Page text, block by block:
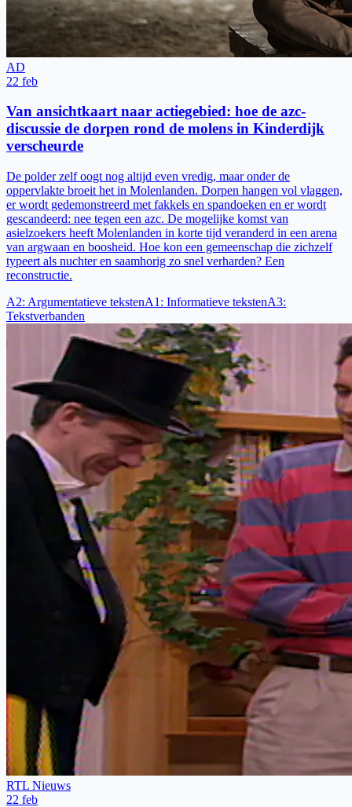
AD
22 feb
Van ansichtkaart naar actiegebied: hoe de azc-
discussie de dorpen rond de molens in Kinderdijk
verscheurde
De polder zelf oogt nog altijd even vredig, maar onder de
oppervlakte broeit het in Molenlanden. Dorpen hangen vol vlaggen,
er wordt gedemonstreerd met fakkels en spandoeken en er wordt
gescandeerd: nee tegen een azc. De mogelijke komst van
asielzoekers heeft Molenlanden in korte tijd veranderd in een arena
van argwaan en boosheid. Hoe kon een gemeenschap die zichzelf
typeert als nuchter en saamhorig zo snel verharden? Een
reconstructie.
A2: Argumentatieve tekstenA1 : Informatieve tekstenA3:
Tekstverbanden
RTL Nieuws
22 feb